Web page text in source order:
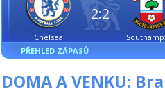
Chelsea
2:2
PŘEHLED ZÁPASŮ
DOMA A VENKU: